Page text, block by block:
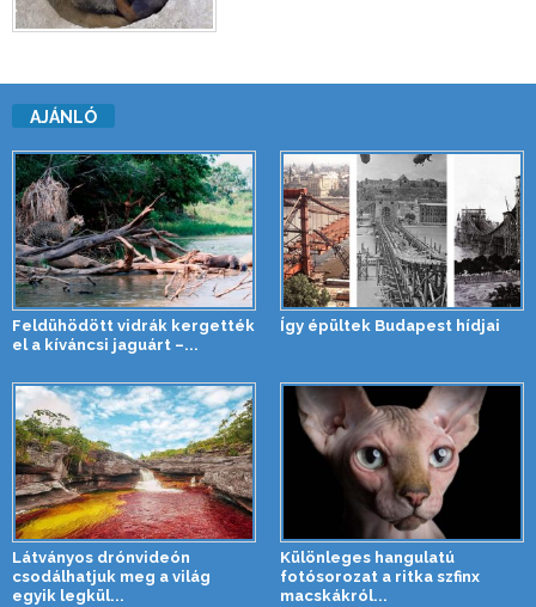
AJÁNLÓ
Feldühödött vidrák kergették
el a kíváncsi jaguárt –...
Így épültek Budapest hídjai
Látványos drónvideón
csodálhatjuk meg a világ
egyik legkül...
Különleges hangulatú
fotósorozat a ritka szfinx
macskákról...